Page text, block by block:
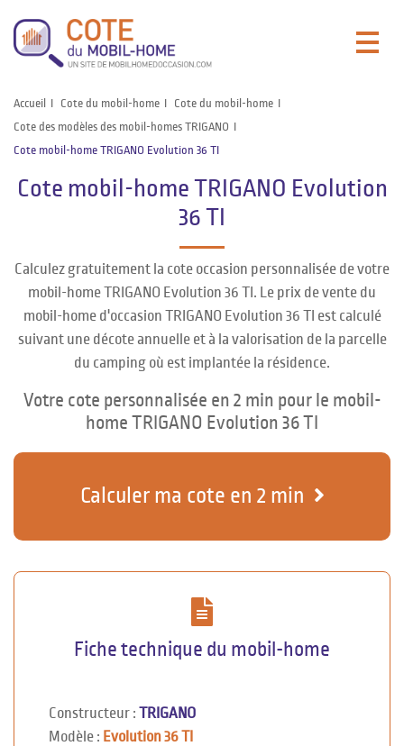
Accueil Cote du mobil-home
Cote du mobil-home
Cote des modèles des mobil-homes TRIGANO
Cote mobil-home TRIGANO Evolution 36 TI
Cote mobil-home TRIGANO Evolution
36 TI
Calculez gratuitement la cote occasion personnalisée de votre
mobil-home TRIGANO Evolution 36 TI. Le prix de vente du
mobil-home d'occasion TRIGANO Evolution 36 TI est calculé
suivant une décote annuelle et à la valorisation de la parcelle
du camping où est implantée la résidence.
Votre cote personnalisée en 2 min pour le mobil-
home TRIGANO Evolution 36 TI
Calculer ma cote en 2 min
Fiche technique du mobil-home
Constructeur : TRIGANO
Modèle : Evolution 36 TI